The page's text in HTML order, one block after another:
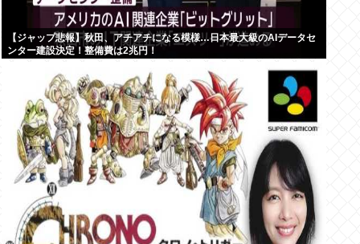
【ジャップ悲報】秋田、アチアチになる模様…日本最大級のAIデータセ
ンター建設決定！整備費は2兆円！